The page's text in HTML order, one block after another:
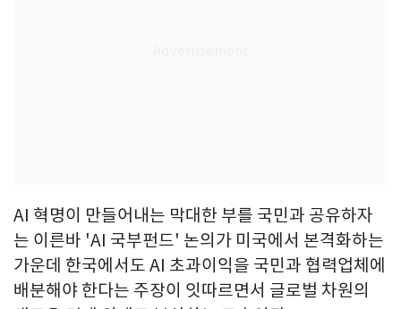
AI 혁명이 만들어내는 막대한 부를 국민과 공유하자
는 이른바 'AI 국부펀드' 논의가 미국에서 본격화하는
가운데 한국에서도 AI 초과이익을 국민과 협력업체에
배분해야 한다는 주장이 잇따르면서 글로벌 차원의